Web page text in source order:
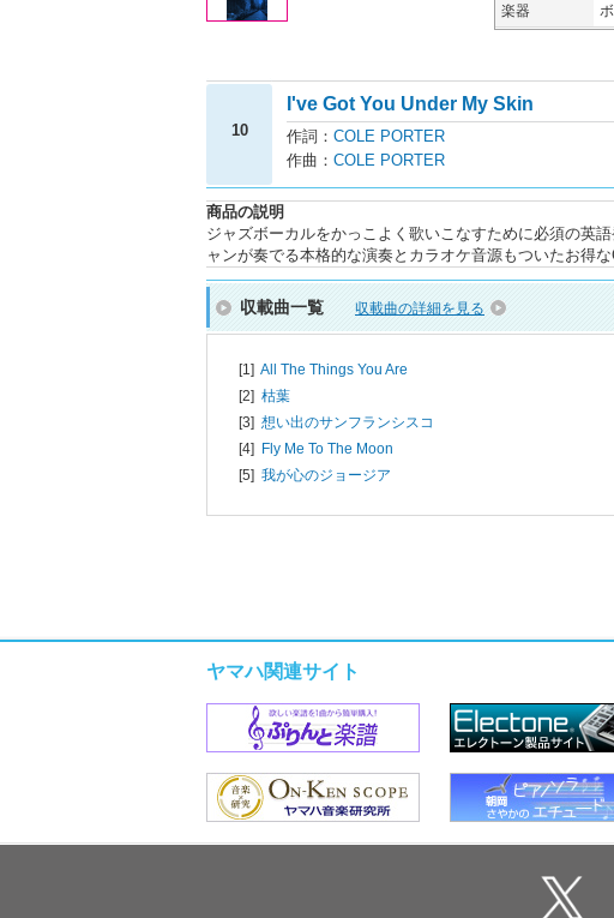
楽器
10
I've Got You Under My Skin
作詞： COLE PORTER
作曲： COLE PORTER
商品の説明
ジャズボーカルをかっこよく歌いこなすために必須の英
ャンが奏でる本格的な演奏とカラオケ音源もついたお得
収載曲一覧 収載曲の詳細を見る
[1] All The Things You Are
[2] 枯葉
[3] 想い出のサンフランシスコ
[4] Fly Me To The Moon
[5] 我が心のジョージア
ヤマハ関連サイト